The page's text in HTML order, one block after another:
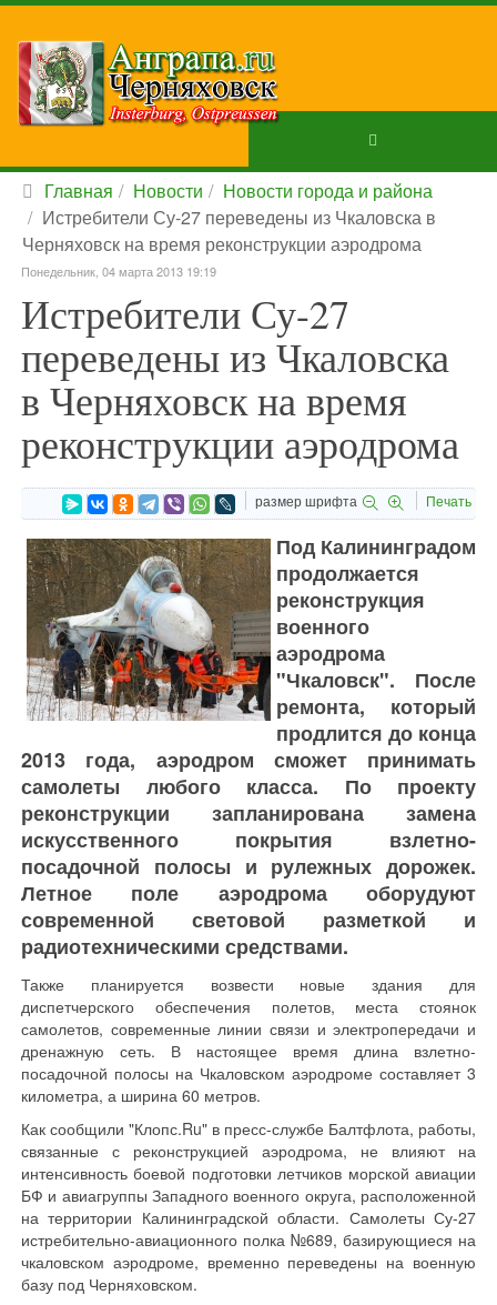
Главная Новости
Новости города и района
Истребители Су-27 переведены из Чкаловска в
Черняховск на время реконструкции аэродрома
Понедельник, 04 марта 2013 19:19
Истребители Су-27
переведены из Чкаловска
в Черняховск на время
реконструкции аэродрома
размер шрифта Печать
Под Калининградом
продолжается
реконструкция
военного
аэродрома
"Чкаловск". После
ремонта, который
продлится до конца
2013 года, аэродром сможет принимать
самолеты любого класса. По проекту
реконструкции запланирована замена
искусственного покрытия взлетно-
посадочной полосы и рулежных дорожек.
Летное поле аэродрома оборудуют
современной световой разметкой и
радиотехническими средствами.
Также планируется возвести новые здания для
диспетчерского обеспечения полетов, места стоянок
самолетов, современные линии связи и электропередачи и
дренажную сеть. В настоящее время длина взлетно-
посадочной полосы на Чкаловском аэродроме составляет 3
километра, а ширина 60 метров.
Как сообщили "Клопс.Ru" в пресс-службе Балтфлота, работы,
связанные с реконструкцией аэродрома, не влияют на
интенсивность боевой подготовки летчиков морской авиации
БФ и авиагруппы Западного военного округа, расположенной
на территории Калининградской области. Самолеты Су-27
истребительно-авиационного полка №689, базирующиеся на
чкаловском аэродроме, временно переведены на военную
базу под Черняховском.